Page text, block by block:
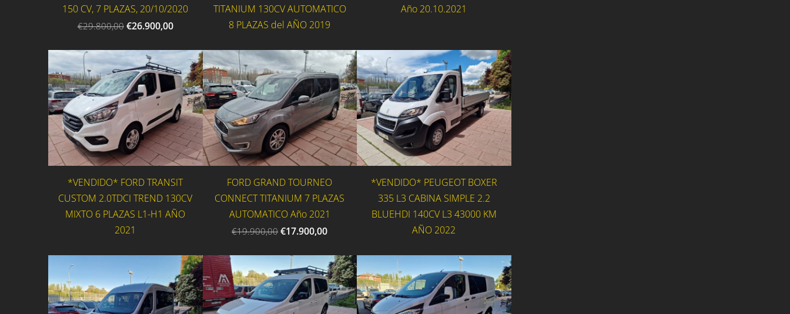
150 CV, 7 PLAZAS, 20/10/2020
€29.800,00 €26.900,00
TITANIUM 130CV AUTOMATICO
8 PLAZAS del AÑO 2019
Año 20.10.2021
*VENDIDO* FORD TRANSIT
CUSTOM 2.0TDCI TREND 130CV
MIXTO 6 PLAZAS L1-H1 AÑO
2021
FORD GRAND TOURNEO
CONNECT TITANIUM 7 PLAZAS
AUTOMATICO Año 2021
€19.900,00 €17.900,00
*VENDIDO* PEUGEOT BOXER
335 L3 CABINA SIMPLE 2.2
BLUEHDI 140CV L3 43000 KM
AÑO 2022